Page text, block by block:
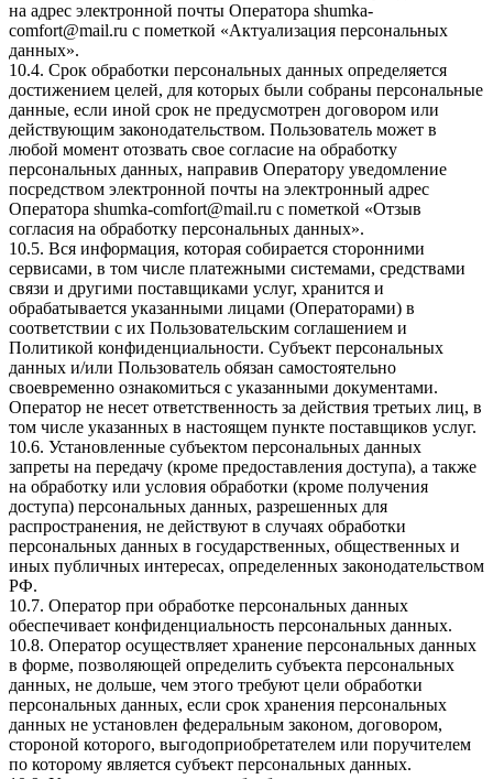
на адрес электронной почты Оператора shumka-
comfort@mail.ru с пометкой «Актуализация персональных
данных».
10.4. Срок обработки персональных данных определяется
достижением целей, для которых были собраны персональные
данные, если иной срок не предусмотрен договором или
действующим законодательством. Пользователь может в
любой момент отозвать свое согласие на обработку
персональных данных, направив Оператору уведомление
посредством электронной почты на электронный адрес
Оператора shumka-comfort@mail.ru с пометкой «Отзыв
согласия на обработку персональных данных».
10.5. Вся информация, которая собирается сторонними
сервисами, в том числе платежными системами, средствами
связи и другими поставщиками услуг, хранится и
обрабатывается указанными лицами (Операторами) в
соответствии с их Пользовательским соглашением и
Политикой конфиденциальности. Субъект персональных
данных и/или Пользователь обязан самостоятельно
своевременно ознакомиться с указанными документами.
Оператор не несет ответственность за действия третьих лиц, в
том числе указанных в настоящем пункте поставщиков услуг.
10.6. Установленные субъектом персональных данных
запреты на передачу (кроме предоставления доступа), а также
на обработку или условия обработки (кроме получения
доступа) персональных данных, разрешенных для
распространения, не действуют в случаях обработки
персональных данных в государственных, общественных и
иных публичных интересах, определенных законодательством
РФ.
10.7. Оператор при обработке персональных данных
обеспечивает конфиденциальность персональных данных.
10.8. Оператор осуществляет хранение персональных данных
в форме, позволяющей определить субъекта персональных
данных, не дольше, чем этого требуют цели обработки
персональных данных, если срок хранения персональных
данных не установлен федеральным законом, договором,
стороной которого, выгодоприобретателем или поручителем
по которому является субъект персональных данных.